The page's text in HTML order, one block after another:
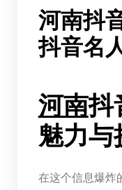
河南抖
抖音名
河南抖
魅力与
在这个信息爆炸